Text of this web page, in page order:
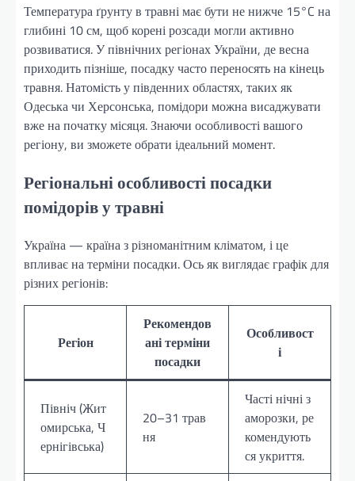
Температура ґрунту в травні має бути не нижче 15°C на
глибині 10 см, щоб корені розсади могли активно
розвиватися. У північних регіонах України, де весна
приходить пізніше, посадку часто переносять на кінець
травня. Натомість у південних областях, таких як
Одеська чи Херсонська, помідори можна висаджувати
вже на початку місяця. Знаючи особливості вашого
регіону, ви зможете обрати ідеальний момент.
Регіональні особливості посадки
помідорів у травні
Україна — країна з різноманітним кліматом, і це
впливає на терміни посадки. Ось як виглядає графік для
різних регіонів:
Регіон
Рекомендов
ані терміни
посадки
Особливост
і
Північ (Жит
омирська, Ч
ернігівська)
20–31 трав
ня
Часті нічні з
аморозки, ре
комендують
ся укриття.